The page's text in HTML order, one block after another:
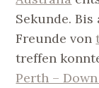
Sekunde.
Freunde von
treffen
Perth –